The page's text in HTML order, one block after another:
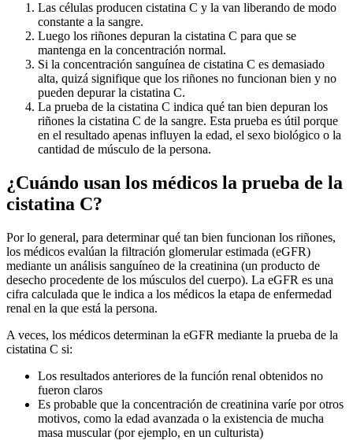
Las células producen cistatina C y la van liberando de modo
constante a la sangre.
Luego los riñones depuran la cistatina C para que se
mantenga en la concentración normal.
Si la concentración sanguínea de cistatina C es demasiado
alta, quizá signifique que los riñones no funcionan bien y no
pueden depurar la cistatina C.
La prueba de la cistatina C indica qué tan bien depuran los
riñones la cistatina C de la sangre. Esta prueba es útil porque
en el resultado apenas influyen la edad, el sexo biológico o la
cantidad de músculo de la persona.
¿Cuándo usan los médicos la prueba de la
cistatina C?
Por lo general, para determinar qué tan bien funcionan los riñones,
los médicos evalúan la filtración glomerular estimada (eGFR)
mediante un análisis sanguíneo de la creatinina (un producto de
desecho procedente de los músculos del cuerpo). La eGFR es una
cifra calculada que le indica a los médicos la etapa de enfermedad
renal en la que está la persona.
A veces, los médicos determinan la eGFR mediante la prueba de la
cistatina C si:
Los resultados anteriores de la función renal obtenidos no
fueron claros
Es probable que la concentración de creatinina varíe por otros
motivos, como la edad avanzada o la existencia de mucha
masa muscular (por ejemplo, en un culturista)